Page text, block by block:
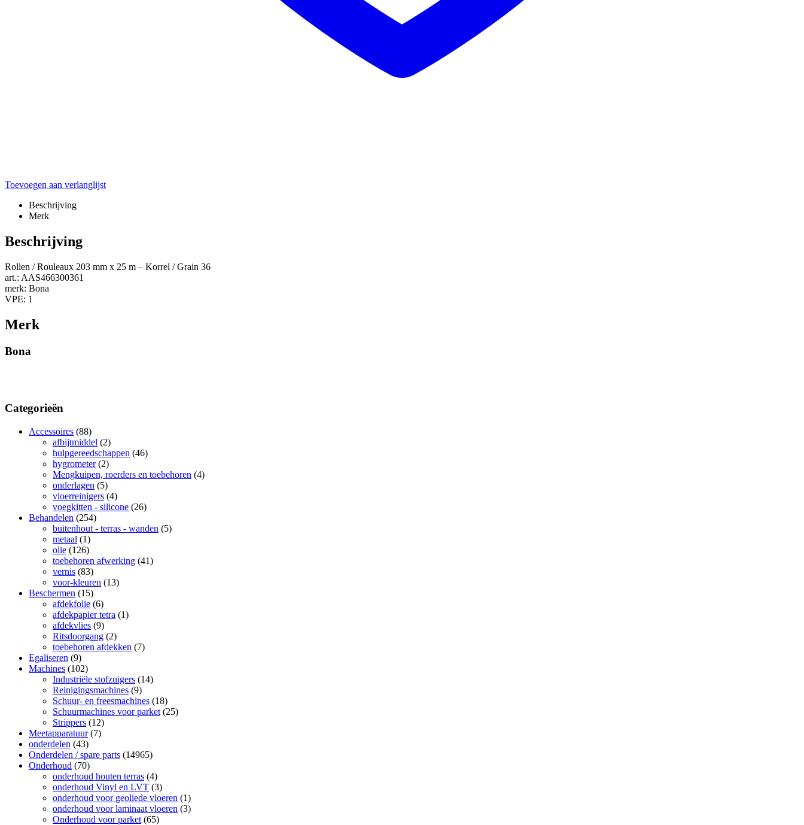
Toevoegen aan verlanglijst
Beschrijving
Merk
Beschrijving
Rollen / Rouleaux 203 mm x 25 m – Korrel / Grain 36
art.: AAS466300361
merk: Bona
VPE: 1
Merk
Bona
Categorieën
Accessoires (88)
afbijtmiddel (2)
hulpgereedschappen (46)
hygrometer (2)
Mengkuipen, roerders en toebehoren (4)
onderlagen (5)
vloerreinigers (4)
voegkitten - silicone (26)
Behandelen (254)
buitenhout - terras - wanden (5)
metaal (1)
olie (126)
toebehoren afwerking (41)
vernis (83)
voor-kleuren (13)
Beschermen (15)
afdekfolie (6)
afdekpapier tetra (1)
afdekvlies (9)
Ritsdoorgang (2)
toebehoren afdekken (7)
Egaliseren (9)
Machines (102)
Industriële stofzuigers (14)
Reinigingsmachines (9)
Schuur- en freesmachines (18)
Schuurmachines voor parket (25)
Strippers (12)
Meetapparatuur (7)
onderdelen (43)
Onderdelen / spare parts (14965)
Onderhoud (70)
onderhoud houten terras (4)
onderhoud Vinyl en LVT (3)
onderhoud voor geoliede vloeren (1)
onderhoud voor laminaat vloeren (3)
Onderhoud voor parket (65)